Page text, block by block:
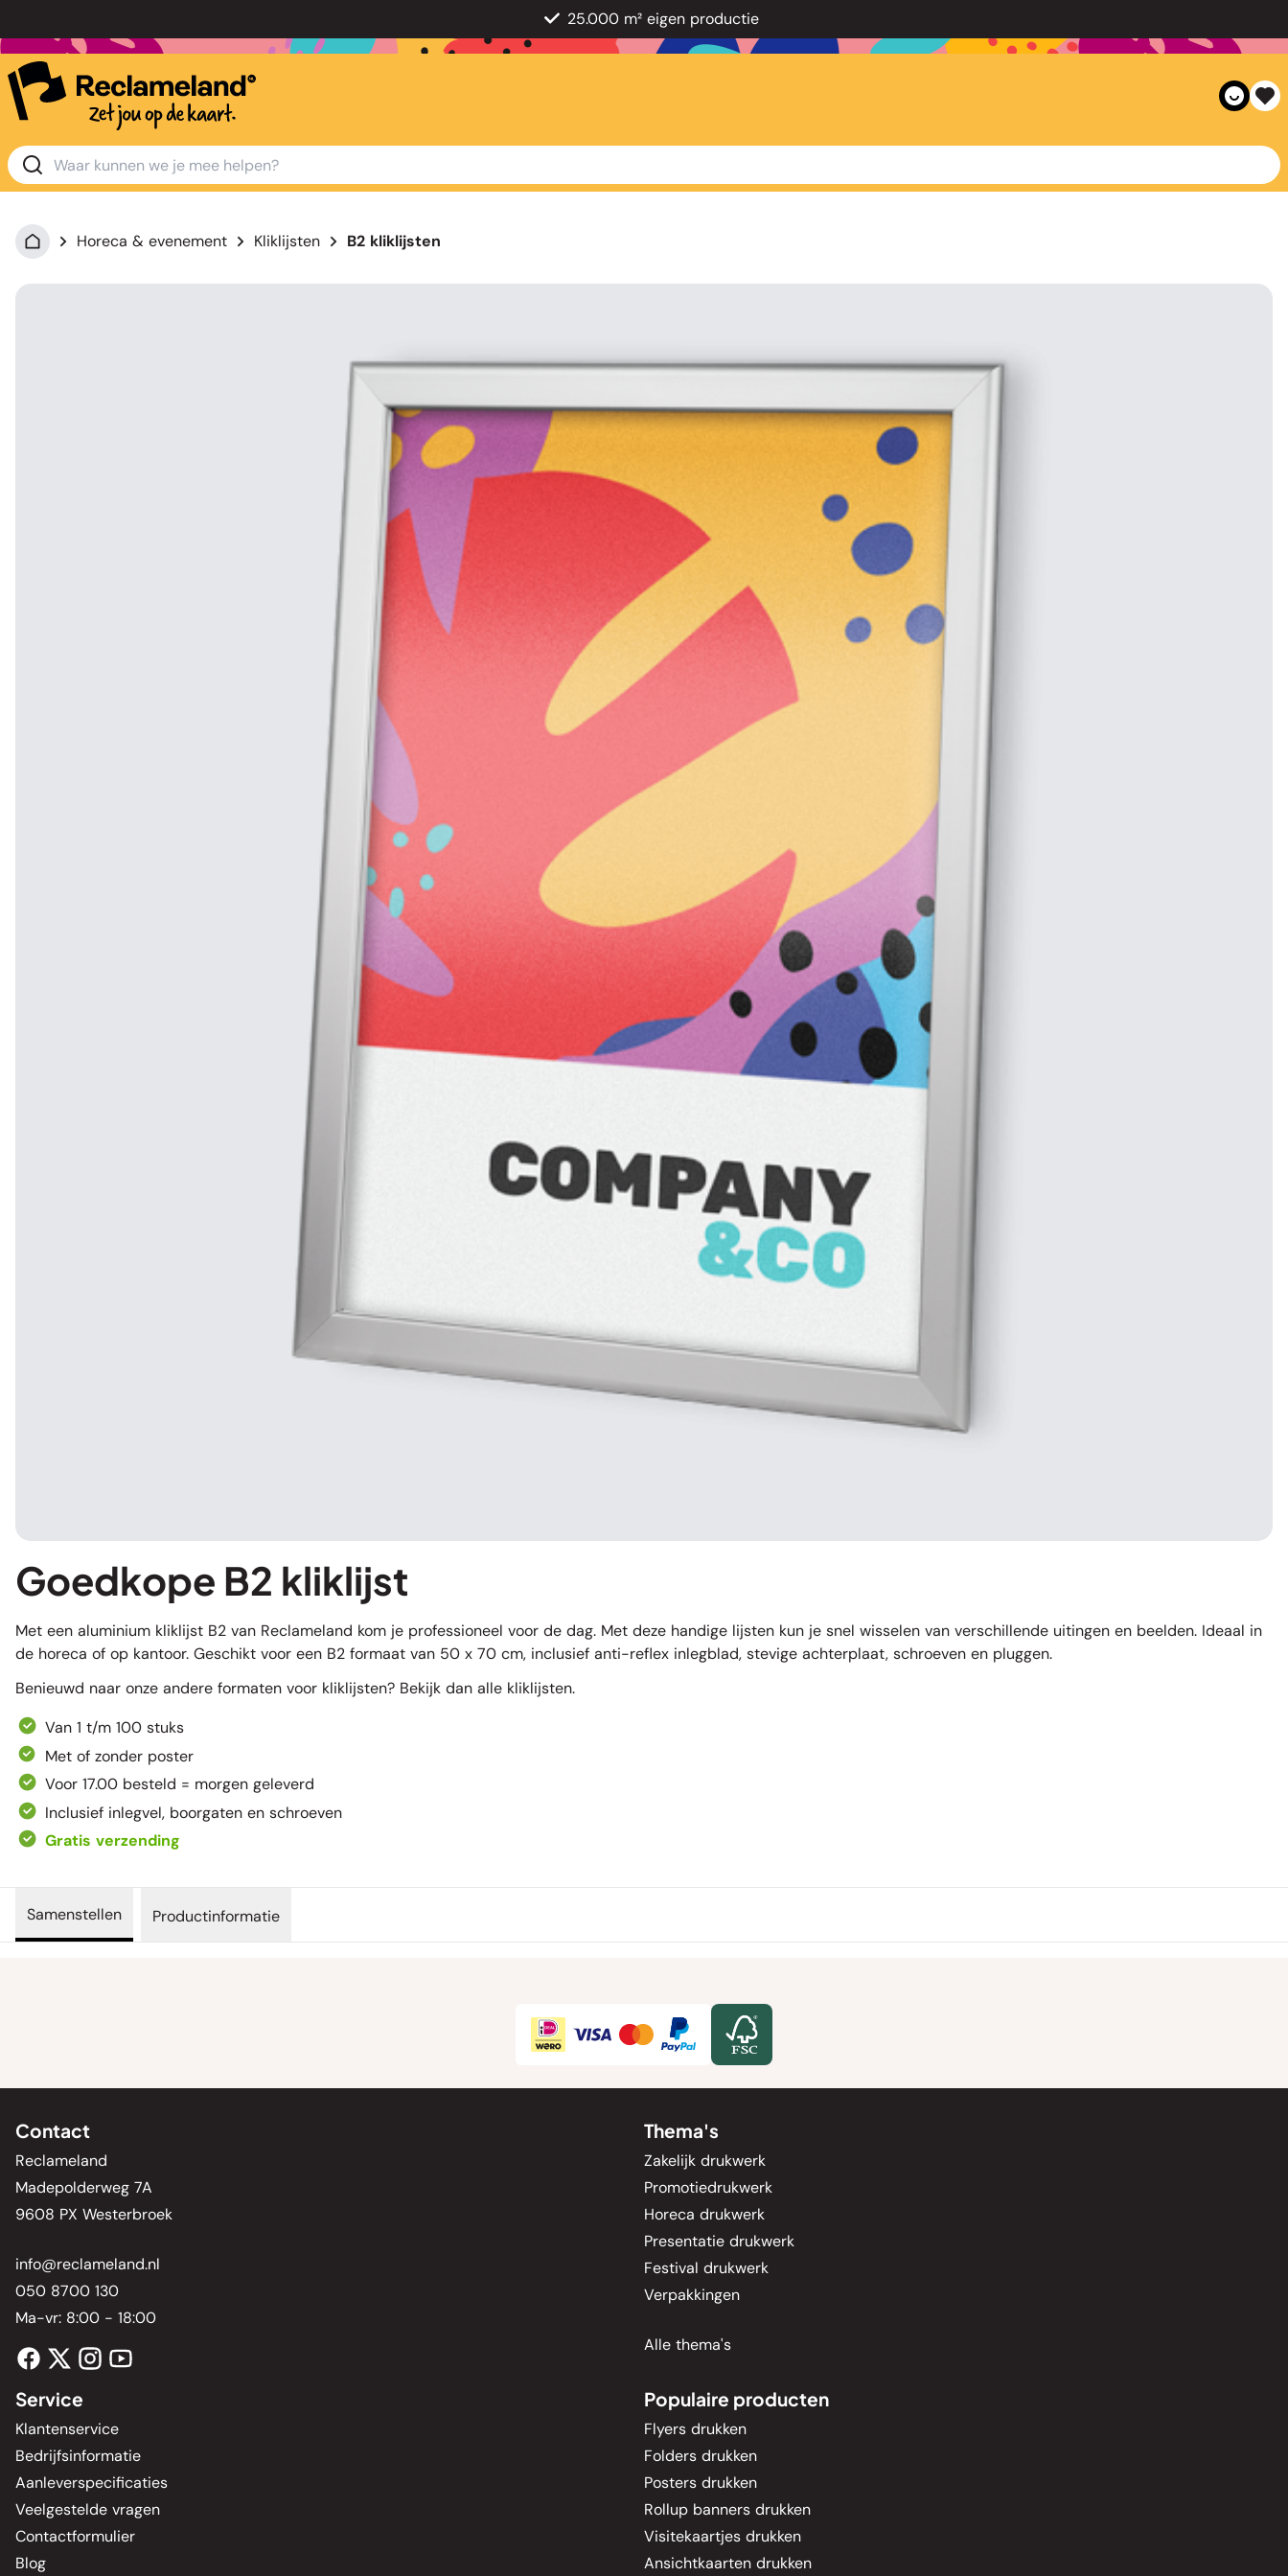
25.000 m² eigen productie
Horeca & evenement Kliklijsten B2 kliklijsten
Goedkope B2 kliklijst
Met een aluminium kliklijst B2 van Reclameland kom je professioneel voor de dag. Met deze handige lijsten kun je snel wisselen van verschillende uitingen en beelden. Ideaal in
de horeca of op kantoor. Geschikt voor een B2 formaat van 50 x 70 cm, inclusief anti-reflex inlegblad, stevige achterplaat, schroeven en pluggen.
Benieuwd naar onze andere formaten voor kliklijsten? Bekijk dan alle kliklijsten.
Van 1 t/m 100 stuks
Met of zonder poster
Voor 17.00 besteld = morgen geleverd
Inclusief inlegvel, boorgaten en schroeven
Gratis verzending
Samenstellen Productinformatie
Contact
Reclameland
Madepolderweg 7A
9608 PX Westerbroek
info@reclameland.nl
050 8700 130
Ma-vr: 8:00 - 18:00
Thema's
Zakelijk drukwerk
Promotiedrukwerk
Horeca drukwerk
Presentatie drukwerk
Festival drukwerk
Verpakkingen
Alle thema's
Service
Klantenservice
Bedrijfsinformatie
Aanleverspecificaties
Veelgestelde vragen
Contactformulier
Blog
Populaire producten
Flyers drukken
Folders drukken
Posters drukken
Rollup banners drukken
Visitekaartjes drukken
Ansichtkaarten drukken